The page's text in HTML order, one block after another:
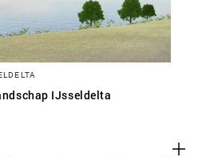
IJsseldelta